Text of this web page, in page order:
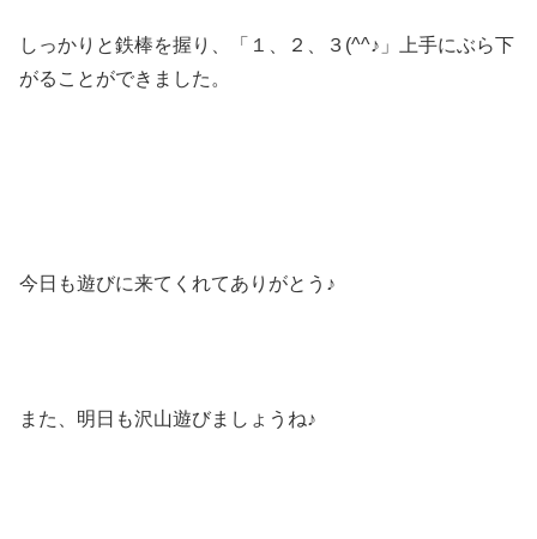
しっかりと鉄棒を握り、「１、２、３(^^♪」上手にぶら下
がることができました。
今日も遊びに来てくれてありがとう♪
また、明日も沢山遊びましょうね♪